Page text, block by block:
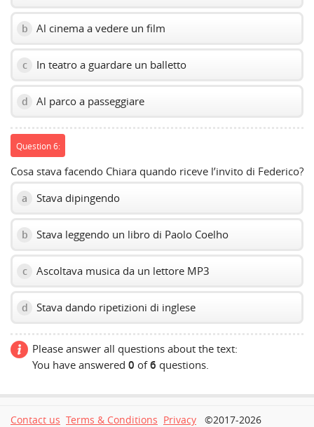
b Al cinema a vedere un film
c In teatro a guardare un balletto
d Al parco a passeggiare
Question 6:
Cosa stava facendo Chiara quando riceve l’invito di Federico?
a Stava dipingendo
b Stava leggendo un libro di Paolo Coelho
c Ascoltava musica da un lettore MP3
d Stava dando ripetizioni di inglese
Please answer all questions about the text:
You have answered 0 of6 questions.
Contact us Terms & Conditions Privacy ©2017-2026